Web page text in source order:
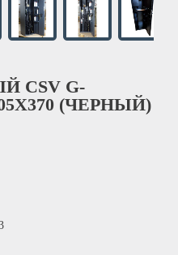
CSV G-
(ЧЕРНЫЙ)